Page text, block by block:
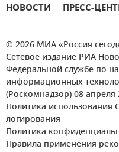
НОВОСТИ ПРЕСС-
© 2026 МИА «Россия
Сетевое издание РИА
Федеральной службе по
информационных
(Роскомнадзор) 08 апреля
Политика использования
логирования
Политика
Правила применения